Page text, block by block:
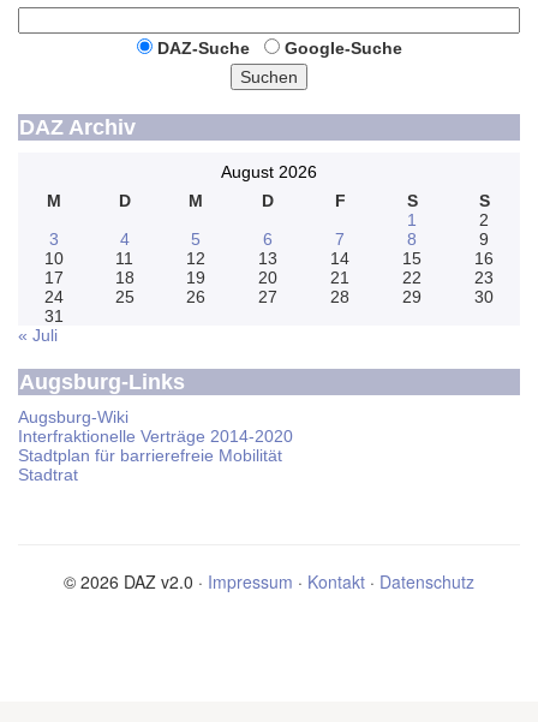
DAZ-Suche
Google-Suche
Suchen
DAZ Archiv
August 2026
M
D M D F S
S
1
2
3
4 5 6 7 8
9
10
11 12 13 14 15
16
17
18 19 20 21 22
23
24
25 26 27 28 29
30
31
« Juli
Augsburg-Links
Augsburg-Wiki
Interfraktionelle Verträge 2014-2020
Stadtplan für barrierefreie Mobilität
Stadtrat
© 2026 DAZ v2.0 · Impressum · Kontakt · Datenschutz